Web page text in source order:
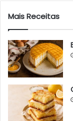
Mais Receitas